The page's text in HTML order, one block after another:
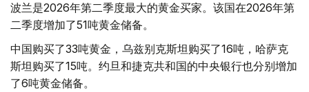
波兰是2026年第二季度最大的黄金买家。该国在2026年第
二季度增加了51吨黄金储备。
中国购买了33吨黄金，乌兹别克斯坦购买了16吨，哈萨克
斯坦购买了15吨。约旦和捷克共和国的中央银行也分别增加
了6吨黄金储备。